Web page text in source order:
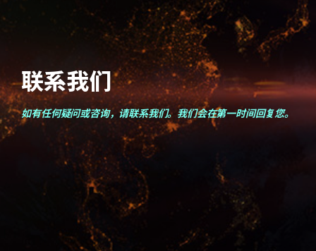
联系我们
如有任何疑问或咨询，请联系我们。我们会在第一时间回复您。